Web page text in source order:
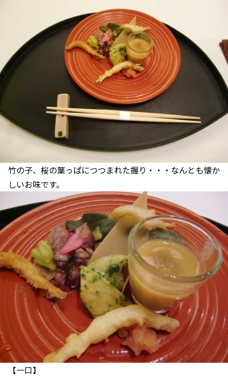
竹の子、桜の葉っぱにつつまれた握り・・・なんとも懐か
しいお味です。
【一口】